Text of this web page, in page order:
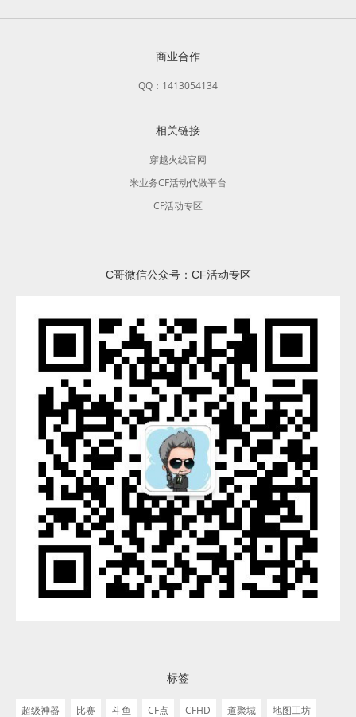
商业合作
QQ：1413054134
相关链接
穿越火线官网
米业务CF活动代做平台
CF活动专区
C哥微信公众号：CF活动专区
标签
超级神器 比赛 斗鱼 CF点 CFHD 道聚城 地图工坊